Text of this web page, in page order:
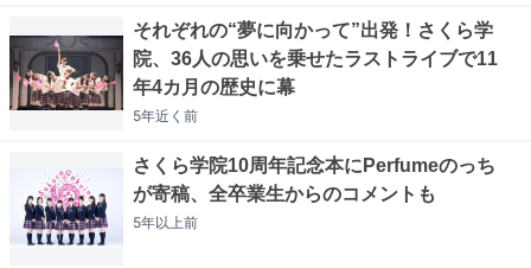
それぞれの“夢に向かって”出発！さくら学
院、36人の思いを乗せたラストライブで11
年4カ月の歴史に幕
5年近く 前
さくら学院10周年記念本にPerfumeのっち
が寄稿、全卒業生からのコメントも
5年以上前